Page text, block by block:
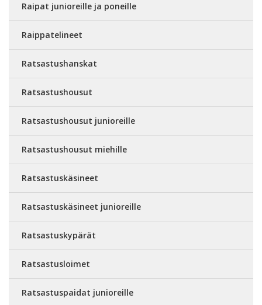
Raipat junioreille ja poneille
Raippatelineet
Ratsastushanskat
Ratsastushousut
Ratsastushousut junioreille
Ratsastushousut miehille
Ratsastuskäsineet
Ratsastuskäsineet junioreille
Ratsastuskypärät
Ratsastusloimet
Ratsastuspaidat junioreille